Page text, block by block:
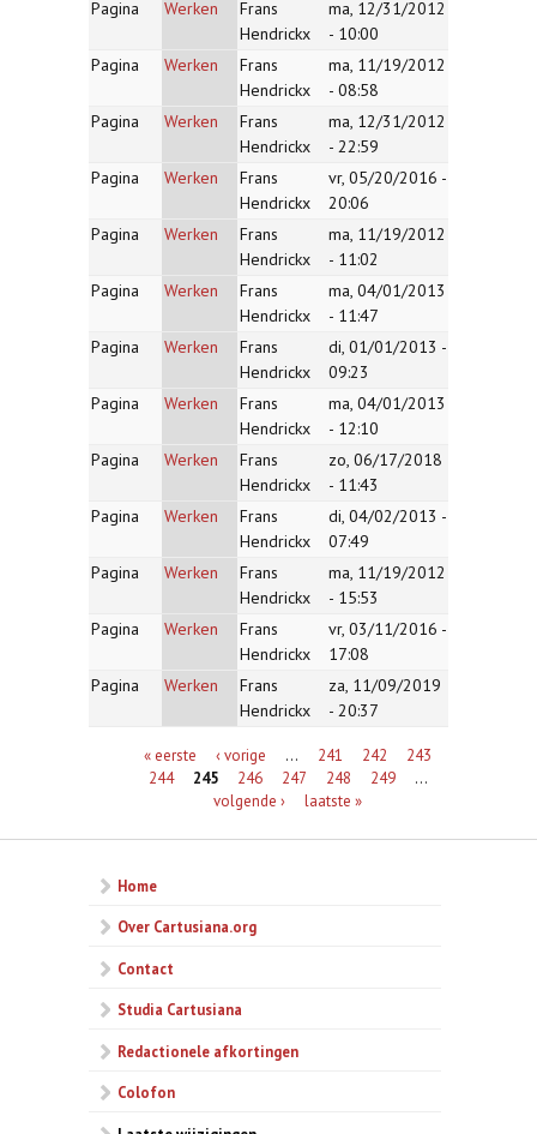
Pagina
Werken
Frans
Hendrickx
ma, 12/31/2012
- 10:00
Pagina
Werken
Frans
Hendrickx
ma, 11/19/2012
- 08:58
Pagina
Werken
Frans
Hendrickx
ma, 12/31/2012
- 22:59
Pagina
Werken
Frans
Hendrickx
vr, 05/20/2016 -
20:06
Pagina
Werken
Frans
Hendrickx
ma, 11/19/2012
- 11:02
Pagina
Werken
Frans
Hendrickx
ma, 04/01/2013
- 11:47
Pagina
Werken
Frans
Hendrickx
di, 01/01/2013 -
09:23
Pagina
Werken
Frans
Hendrickx
ma, 04/01/2013
- 12:10
Pagina
Werken
Frans
Hendrickx
zo, 06/17/2018
- 11:43
Pagina
Werken
Frans
Hendrickx
di, 04/02/2013 -
07:49
Pagina
Werken
Frans
Hendrickx
ma, 11/19/2012
- 15:53
Pagina
Werken
Frans
Hendrickx
vr, 03/11/2016 -
17:08
Pagina
Werken
Frans
Hendrickx
za, 11/09/2019
- 20:37
Pagina's« eerste ‹ vorige … 241 242
243
244
245 246 247 248 249
…
volgende ›
laatste »
Home
Over Cartusiana.org
Contact
Studia Cartusiana
Redactionele afkortingen
Colofon